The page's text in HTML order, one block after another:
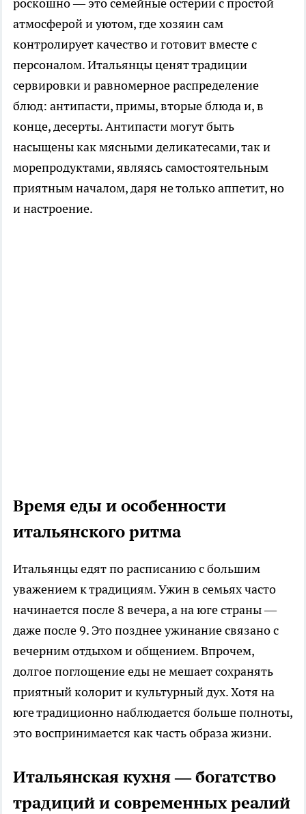
атмосферой и уютом, где хозяин сам
контролирует качество и готовит вместе с
персоналом. Итальянцы ценят традиции
сервировки и равномерное распределение
блюд: антипасти, примы, вторые блюда и, в
конце, десерты. Антипасти могут быть
насыщены как мясными деликатесами, так и
морепродуктами, являясь самостоятельным
приятным началом, даря не только аппетит, но
и настроение.
Время еды и особенности
итальянского ритма
Итальянцы едят по расписанию с большим
уважением к традициям. Ужин в семьях часто
начинается после 8 вечера, а на юге страны —
даже после 9. Это позднее ужинание связано с
вечерним отдыхом и общением. Впрочем,
долгое поглощение еды не мешает сохранять
приятный колорит и культурный дух. Хотя на
юге традиционно наблюдается больше полноты,
это воспринимается как часть образа жизни.
Итальянская кухня — богатство
традиций и современных реалий